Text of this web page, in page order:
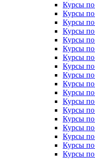
Курсы
Курсы
Курсы
Курсы
Курсы
Курсы по
Курсы по
Курсы
Курсы
Курсы
Курсы по
Курсы
Курсы по
Курсы
Курсы по
Курсы по
Курсы по
Курсы по